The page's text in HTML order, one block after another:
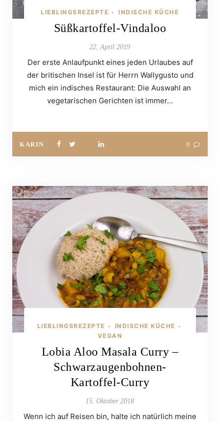
LIEBLINGSREZEPTE • INDISCHE KÜCHE
Süßkartoffel-Vindaloo
22. April 2019
Der erste Anlaufpunkt eines jeden Urlaubes auf
der britischen Insel ist für Herrn Wallygusto und
mich ein indisches Restaurant: Die Auswahl an
vegetarischen Gerichten ist immer…
KARIN 0
LIEBLINGSREZEPTE • INDISCHE KÜCHE •
VEGAN
Lobia Aloo Masala Curry –
Schwarzaugenbohnen-
Kartoffel-Curry
15. Oktober 2018
Wenn ich auf Reisen bin, halte ich natürlich meine